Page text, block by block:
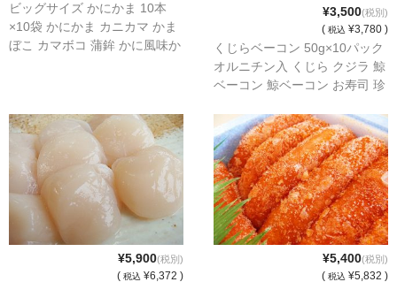
ビッグサイズ かにかま 10本
×10袋 かにかま カニカマ かま
ぼこ カマボコ 蒲鉾 かに風味か
¥3,500(税別)
( 税込 ¥3,780 )
くじらベーコン 50g×10パック
オルニチン入 くじら クジラ 鯨
ベーコン 鯨ベーコン お寿司 珍
¥5,900(税別)
( 税込 ¥6,372 )
¥5,400(税別)
( 税込 ¥5,832 )